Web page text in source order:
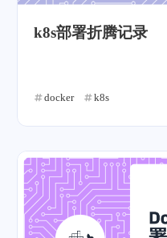
k8s部署折腾记录
docker k8s